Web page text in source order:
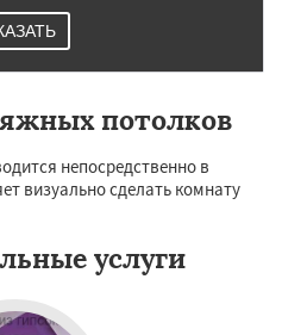
потолков
непосредственно в
визуально сделать комнату
услуги